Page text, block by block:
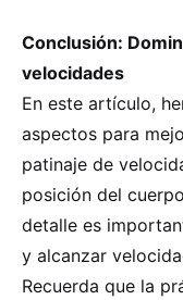
Conclusión:
velocidades
En este artículo,
aspectos para
patinaje de
posición del
detalle es
y alcanzar
Recuerda que la